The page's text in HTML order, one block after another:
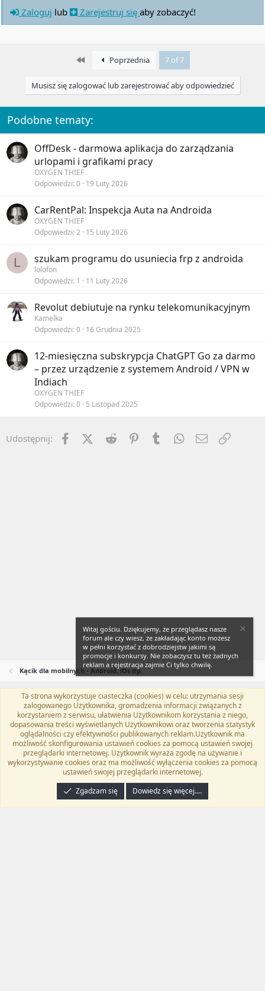
Zaloguj lub Zarejestruj się aby zobaczyć!
First Poprzednia 7 of 7
Musisz się zalogować lub zarejestrować aby odpowiedzieć
Podobne tematy:
OffDesk - darmowa aplikacja do zarządzania
urlopami i grafikami pracy
OXYGEN THIEF
Odpowiedzi 0 19 Luty 2026
CarRentPal: Inspekcja Auta na Androida
OXYGEN THIEF
Odpowiedzi 2 15 Luty 2026
L szukam programu do usuniecia frp z androida
lolofon
Odpowiedzi 1 11 Luty 2026
Revolut debiutuje na rynku telekomunikacyjnym
Kamelka
Odpowiedzi 0 16 Grudnia 2025
12-miesięczna subskrypcja ChatGPT Go za darmo
– przez urządzenie z systemem Android / VPN w
Indiach
OXYGEN THIEF
Odpowiedzi 0 5 Listopad 2025
Udostępnij: FacebookX (Twitter)
Reddit PinterestTumblr WhatsApp
Email
Kącik dla mobilnych - Android, iOs itp.
Flat Awesome + (Parent DO NOT EDIT)
Polski (PL)
Kontakt
Regulamin Polityka prywatności Pomoc
TwitterKontakt
RSS
Community platform by XenForo® © 2010-2024 XenForo Ltd.
programyzadarmo.net.pl . | Xenforo Add-ons
Email Check by MPM.PM
Witaj gościu. Dziękujemy, że przeglądasz nasze
forum ale czy wiesz, że zakładając konto możesz
w pełni korzystać z dobrodziejstw jakimi są
promocje i konkursy. Nie zobaczysz tu też żadnych
reklam a rejestracja zajmie Ci tylko chwilę.
Ta strona wykorzystuje ciasteczka (cookies) w celu: utrzymania sesji
zalogowanego Użytkownika, gromadzenia informacji związanych z
korzystaniem z serwisu, ułatwienia Użytkownikom korzystania z niego,
dopasowania treści wyświetlanych Użytkownikowi oraz tworzenia statystyk
oglądalności czy efektywności publikowanych reklam.Użytkownik ma
możliwość skonfigurowania ustawień cookies za pomocą ustawień swojej
przeglądarki internetowej. Użytkownik wyraża zgodę na używanie i
wykorzystywanie cookies oraz ma możliwość wyłączenia cookies za pomocą
ustawień swojej przeglądarki internetowej.
Zgadzam się
Dowiedz się więcej.…